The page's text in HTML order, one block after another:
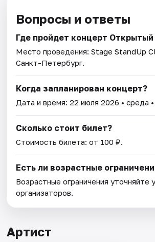
Вопросы и ответы
Где пройдет концерт
Место проведения:Stage StandUp
Санкт-Петербург.
Когда запланирован концерт?
Дата и время:22 июля 2026 • среда
Сколько стоит билет?
Стоимость билета: от 100 ₽.
Есть ли возрастные
Возрастные ограничения уточняйте
организаторов.
Артист